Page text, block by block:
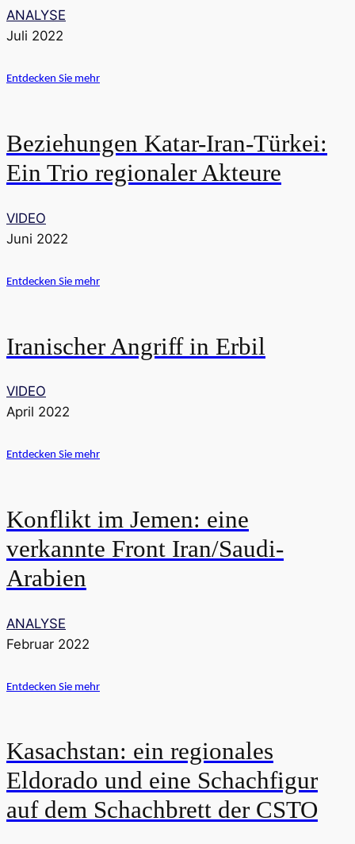
ANALYSE
Juli 2022
Entdecken Sie mehr
Beziehungen Katar-Iran-Türkei:
Ein Trio regionaler Akteure
VIDEO
Juni 2022
Entdecken Sie mehr
Iranischer Angriff in Erbil
VIDEO
April 2022
Entdecken Sie mehr
Konflikt im Jemen: eine
verkannte Front Iran/Saudi-
Arabien
ANALYSE
Februar 2022
Entdecken Sie mehr
Kasachstan: ein regionales
Eldorado und eine Schachfigur
auf dem Schachbrett der CSTO